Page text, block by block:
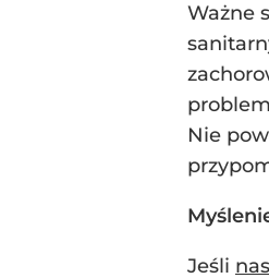
Ważne
Nie
Jeśli